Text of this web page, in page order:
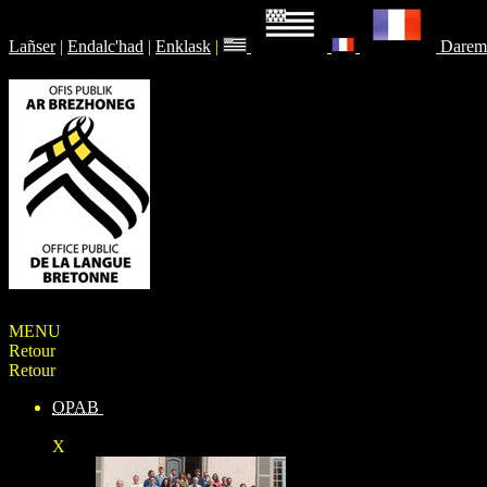
Lañser | Endalc'had | Enklask |
MENU
Retour
Retour
OPAB
X